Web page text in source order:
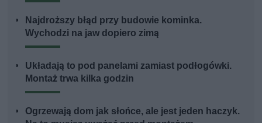
Najdroższy błąd przy budowie kominka.
Wychodzi na jaw dopiero zimą
Układają to pod panelami zamiast podłogówki.
Montaż trwa kilka godzin
Ogrzewają dom jak słońce, ale jest jeden haczyk.